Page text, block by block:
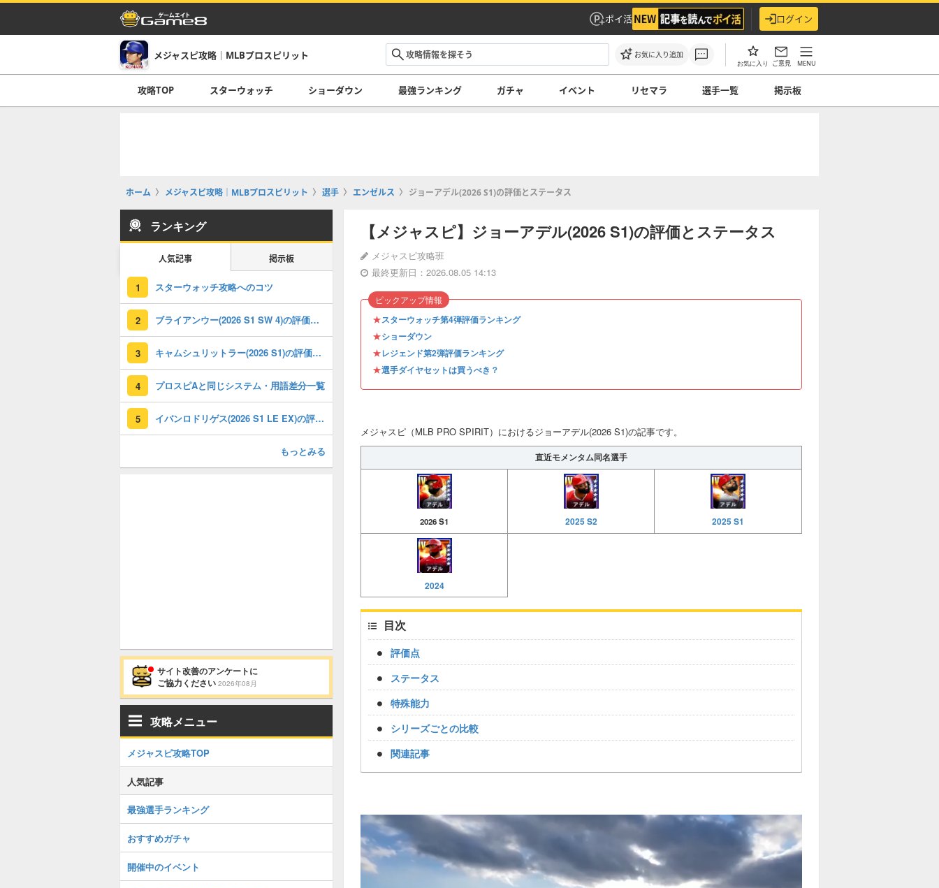
ポイ活 ログイン
メジャスピ攻略｜MLBプロスピリット お気に入り追加
お気に入り ご意見 MENU
攻略TOP スターウォッチ ショーダウン 最強ランキング ガチャ イベント リセマラ 選手一覧 掲示板
ホーム メジャスピ攻略｜MLBプロスピリット 選手 エンゼルス ジョーアデル(2026 S1)の評価とステータス
【メジャスピ】ジョーアデル(2026 S1)の評価とステータス
メジャスピ攻略班
最終更新日：2026.08.05 14:13
★スターウォッチ第4弾評価ランキング
★ショーダウン
★レジェンド第2弾評価ランキング
★選手ダイヤセットは買うべき？
ピックアップ情報
メジャスピ（MLB PRO SPIRIT）におけるジョーアデル(2026 S1)の記事です。
直近モメンタム同名選手
2026 S1 2025 S2 2025 S1
2024
目次
評価点
ステータス
特殊能力
シリーズごとの比較
関連記事
ランキング
人気記事 掲示板
1 スターウォッチ攻略へのコツ
2 ブライアンウー(2026 S1 SW 4)の評価とステータス
3 キャムシュリットラー(2026 S1)の評価とステータス
4 プロスピAと同じシステム・用語差分一覧
5 イバンロドリゲス(2026 S1 LE EX)の評価とステータス
もっとみる
サイト改善のアンケートに
ご協力ください 2026年08月
攻略メニュー
メジャスピ攻略TOP
人気記事
最強選手ランキング
おすすめガチャ
開催中のイベント